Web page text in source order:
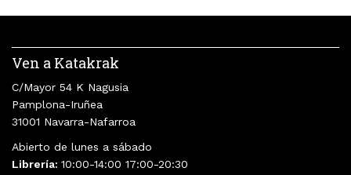
Ven a Katakrak
C/Mayor 54 K Nagusia
Pamplona-Iruñea
31001 Navarra-Nafarroa
Abierto de lunes a sábado
Librería: 10:00-14:00 17:00-20:30